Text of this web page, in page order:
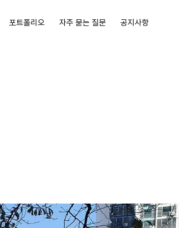
포트폴리오 자주 묻는 질문 공지사항